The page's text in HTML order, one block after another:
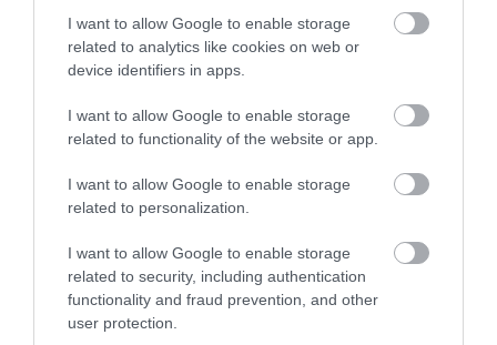
I want to allow Google to enable storage
related to analytics like cookies on web or
device identifiers in apps.
I want to allow Google to enable storage
related to functionality of the website or app.
I want to allow Google to enable storage
related to personalization.
I want to allow Google to enable storage
related to security, including authentication
functionality and fraud prevention, and other
user protection.
Preses klubs 6. septembris, 2024, 1. daļa
pirms 1 gada